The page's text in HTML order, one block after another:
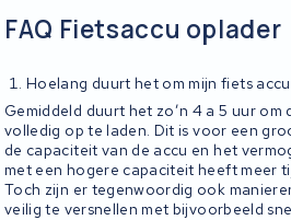
FAQ Fietsaccu oplader
Hoelang duurt het om mijn fiets
Gemiddeld duurt het zo’n 4 a 5 uur
volledig op te laden. Dit is voor een
de capaciteit van de accu en het
met een hogere capaciteit heeft meer
Toch zijn er tegenwoordig ook
veilig te versnellen met bijvoorbeeld